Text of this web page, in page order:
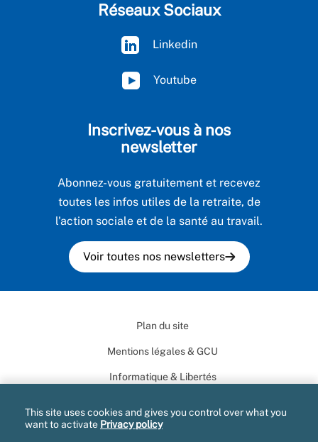
Réseaux Sociaux
Linkedin
Youtube
Inscrivez-vous à nos
newsletter
Abonnez-vous gratuitement et recevez
toutes les infos utiles de la retraite, de
l'action sociale et de la santé au travail.
Voir toutes nos newsletters
Plan du site
Mentions légales & GCU
Informatique & Libertés
Marchés publics
This site uses cookies and gives you control over what you
want to activate Privacy policy